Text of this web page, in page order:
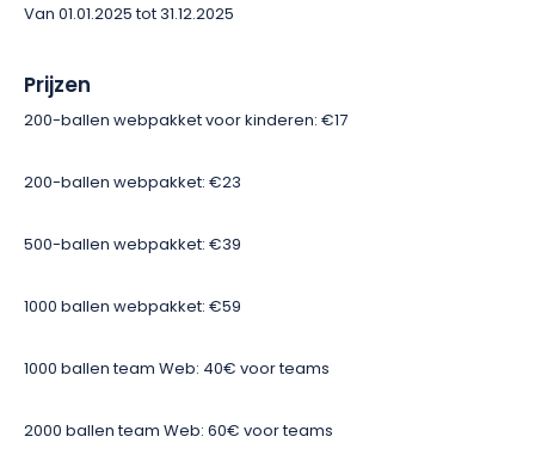
Van 01.01.2025 tot 31.12.2025
Prijzen
200-ballen webpakket voor kinderen: €17
200-ballen webpakket: €23
500-ballen webpakket: €39
1000 ballen webpakket: €59
1000 ballen team Web: 40€ voor teams
2000 ballen team Web: 60€ voor teams